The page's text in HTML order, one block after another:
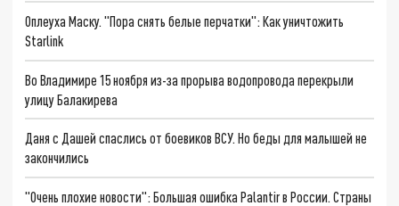
Оплеуха Маску. "Пора снять белые перчатки": Как уничтожить
Starlink
Во Владимире 15 ноября из-за прорыва водопровода перекрыли
улицу Балакирева
Даня с Дашей спаслись от боевиков ВСУ. Но беды для малышей не
закончились
"Очень плохие новости": Большая ошибка Palantir в России. Страны